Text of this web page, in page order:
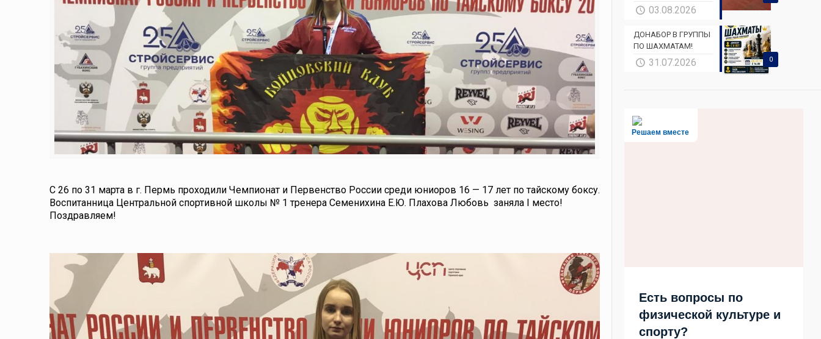
С 26 по 31 марта в г. Пермь проходили Чемпионат и Первенство России среди юниоров 16 — 17 лет по тайскому боксу.
Воспитанница Центральной спортивной школы № 1 тренера Семенихина Е.Ю. Плахова Любовь заняла I место!
Поздравляем!
03.08.2026
0
ДОНАБОР В ГРУППЫ
ПО ШАХМАТАМ!
31.07.2026
Решаем вместе
Есть вопросы по
физической культуре и
спорту?